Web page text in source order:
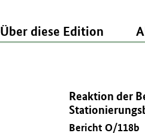
Über diese Edition
Reaktion der
Bericht O/118b